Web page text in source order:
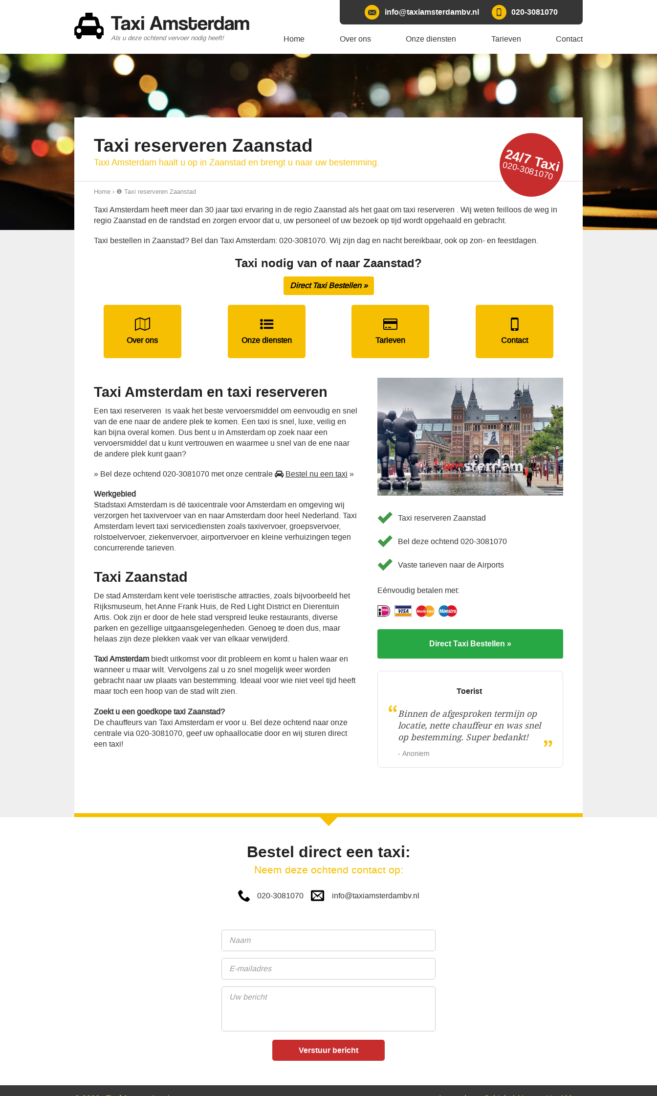
Taxi Amsterdam
Als u deze ochtend vervoer nodig heeft!
info@taxiamsterdambv.nl 020-3081070
Home Over ons Onze diensten Tarieven Contact
Taxi reserveren Zaanstad
Taxi Amsterdam haalt u op in Zaanstad en brengt u naar uw bestemming. 24/7 Taxi
020-3081070
Home › ❶ Taxi reserveren Zaanstad
Taxi Amsterdam heeft meer dan 30 jaar taxi ervaring in de regio Zaanstad als het gaat om taxi reserveren . Wij weten feilloos de weg in
regio Zaanstad en de randstad en zorgen ervoor dat u, uw personeel of uw bezoek op tijd wordt opgehaald en gebracht.
Taxi bestellen in Zaanstad? Bel dan Taxi Amsterdam: 020-3081070. Wij zijn dag en nacht bereikbaar, ook op zon- en feestdagen.
Taxi nodig van of naar Zaanstad?
Direct Taxi Bestellen »
Over ons Onze diensten Tarieven Contact
Taxi Amsterdam en taxi reserveren
Een taxi reserveren is vaak het beste vervoersmiddel om eenvoudig en snel
van de ene naar de andere plek te komen. Een taxi is snel, luxe, veilig en
kan bijna overal komen. Dus bent u in Amsterdam op zoek naar een
vervoersmiddel dat u kunt vertrouwen en waarmee u snel van de ene naar
de andere plek kunt gaan?
» Bel deze ochtend 020-3081070 met onze centrale
Bestel nu een taxi »
Werkgebied
Stadstaxi Amsterdam is dé taxicentrale voor Amsterdam en omgeving wij
verzorgen het taxivervoer van en naar Amsterdam door heel Nederland. Taxi
Amsterdam levert taxi servicediensten zoals taxivervoer, groepsvervoer,
rolstoelvervoer, ziekenvervoer, airportvervoer en kleine verhuizingen tegen
concurrerende tarieven.
Taxi Zaanstad
De stad Amsterdam kent vele toeristische attracties, zoals bijvoorbeeld het
Rijksmuseum, het Anne Frank Huis, de Red Light District en Dierentuin
Artis. Ook zijn er door de hele stad verspreid leuke restaurants, diverse
parken en gezellige uitgaansgelegenheden. Genoeg te doen dus, maar
helaas zijn deze plekken vaak ver van elkaar verwijderd.
Taxi Amsterdam biedt uitkomst voor dit probleem en komt u halen waar en
wanneer u maar wilt. Vervolgens zal u zo snel mogelijk weer worden
gebracht naar uw plaats van bestemming. Ideaal voor wie niet veel tijd heeft
maar toch een hoop van de stad wilt zien.
Zoekt u een goedkope taxi Zaanstad?
De chauffeurs van Taxi Amsterdam er voor u. Bel deze ochtend naar onze
centrale via 020-3081070, geef uw ophaallocatie door en wij sturen direct
een taxi!
Taxi reserveren Zaanstad
Bel deze ochtend 020-3081070
Vaste tarieven naar de Airports
Eénvoudig betalen met:
Direct Taxi Bestellen »
Toerist
“Binnen de afgesproken termijn op
locatie, nette chauffeur en was snel
op bestemming. Super bedankt!
„
- Anoniem
Bestel direct een taxi:
Neem deze ochtend contact op:
020-3081070 info@taxiamsterdambv.nl